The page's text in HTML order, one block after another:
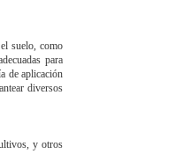
suelo, como
para
de aplicación
diversos
y otros